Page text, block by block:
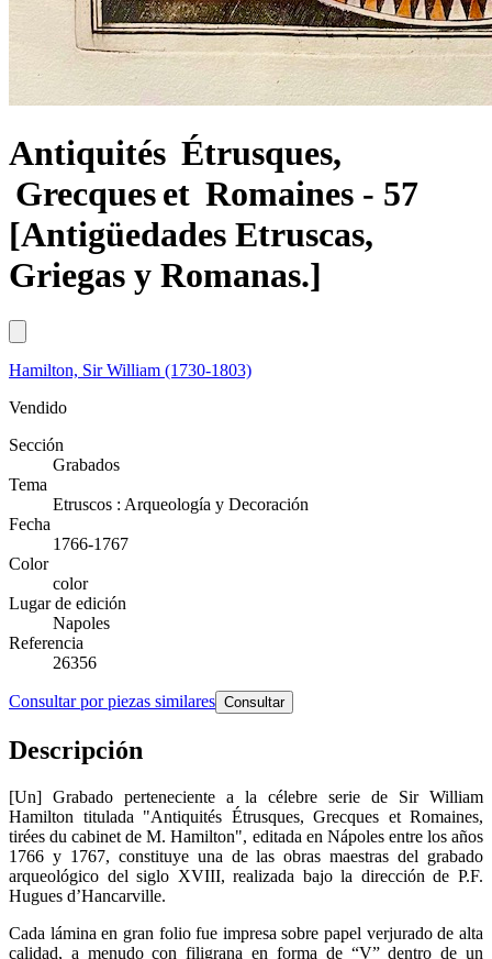
Antiquités Étrusques,
Grecques et Romaines - 57
[Antigüedades Etruscas,
Griegas y Romanas.]
Hamilton, Sir William (1730-1803)
Vendido
Sección
Grabados
Tema
Etruscos : Arqueología y Decoración
Fecha
1766-1767
Color
color
Lugar de edición
Napoles
Referencia
26356
Consultar por piezas similares Consultar
Descripción
[Un] Grabado perteneciente a la célebre serie de Sir William
Hamilton titulada "Antiquités Étrusques, Grecques et Romaines,
tirées du cabinet de M. Hamilton", editada en Nápoles entre los años
1766 y 1767, constituye una de las obras maestras del grabado
arqueológico del siglo XVIII, realizada bajo la dirección de P.F.
Hugues d’Hancarville.
Cada lámina en gran folio fue impresa sobre papel verjurado de alta
calidad, a menudo con filigrana en forma de “V” dentro de un